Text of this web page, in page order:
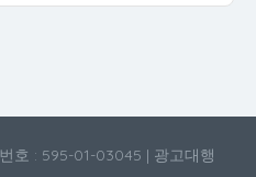
호 : 595-01-03045 | 광고대행